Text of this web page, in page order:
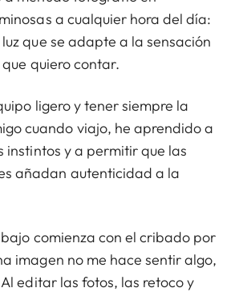
a cualquier hora del día:
que se adapte a la sensación
quiero contar.
ligero y tener siempre la
cuando viajo, he aprendido a
instintos y a permitir que las
añadan autenticidad a la
comienza con el cribado por
imagen no me hace sentir algo,
editar las fotos, las retoco y